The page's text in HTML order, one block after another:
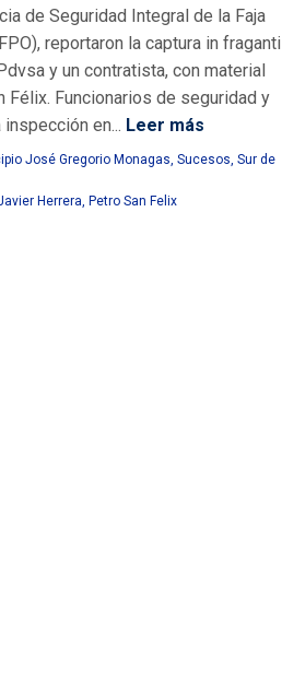
de Seguridad Integral de la Faja
reportaron la captura in fraganti
y un contratista, con material
Félix. Funcionarios de seguridad y
en... Leer más
José Gregorio Monagas Sucesos Sur de
Herrera Petro San Felix